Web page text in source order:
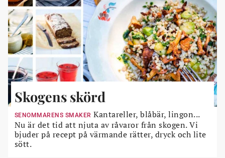
Skogens skörd
SENOMMARENS SMAKER Kantareller, blåbär, lingon...
Nu är det tid att njuta av råvaror från skogen. Vi
bjuder på recept på värmande rätter, dryck och lite
sött.